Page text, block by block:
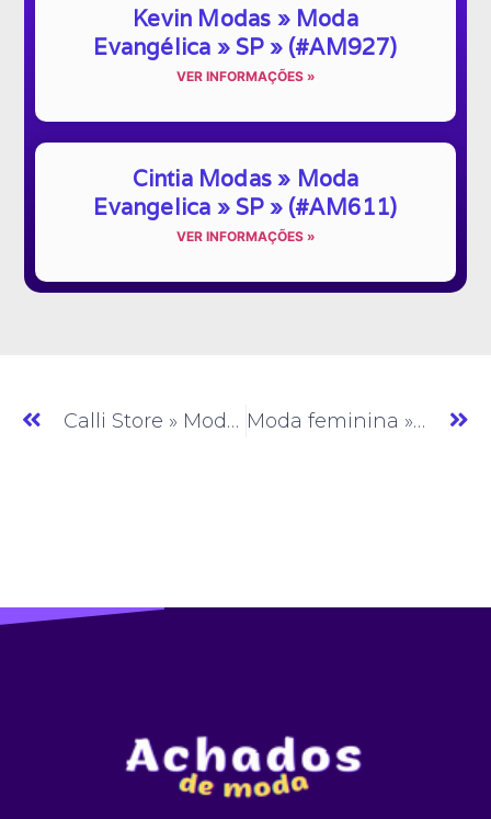
Kevin Modas » Moda
Evangélica » SP » (#AM927)
VER INFORMAÇÕES »
Cintia Modas » Moda
Evangelica » SP » (#AM611)
VER INFORMAÇÕES »
Calli Store » Moda Feminina » SP » (#AM495) Moda feminina » Moda Feminina » SP » (#AM497)